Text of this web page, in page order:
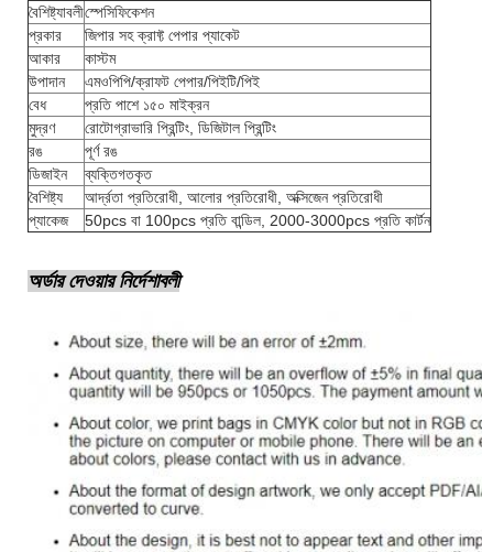
বৈশিষ্ট্যাবলীস্পেসিফিকেশন
প্রকার
জিপার সহ ক্রাফ্ট পেপার প্যাকেট
আকার
কাস্টম
উপাদান
এমওপিপি/ক্রাফট পেপার/পিইটি/পিই
বেধ
প্রতি পাশে ১৫০ মাইক্রন
মুদ্রণ
রোটোগ্রাভারি প্রিন্টিং, ডিজিটাল প্রিন্টিং
রঙ
পূর্ণ রঙ
ডিজাইন
ব্যক্তিগতকৃত
বৈশিষ্ট্য
আর্দ্রতা প্রতিরোধী, আলোর প্রতিরোধী, অক্সিজেন প্রতিরোধী
প্যাকেজ
50pcs বা 100pcs প্রতি বান্ডিল, 2000-3000pcs প্রতি কার্টন
অর্ডার দেওয়ার নির্দেশাবলী